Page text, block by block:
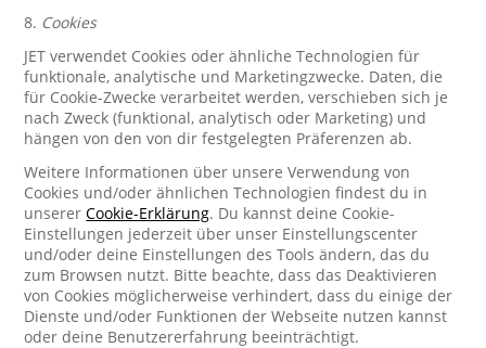
8. Cookies
JET verwendet Cookies oder ähnliche Technologien für
funktionale, analytische und Marketingzwecke. Daten, die
für Cookie-Zwecke verarbeitet werden, verschieben sich je
nach Zweck (funktional, analytisch oder Marketing) und
hängen von den von dir festgelegten Präferenzen ab.
Weitere Informationen über unsere Verwendung von
Cookies und/oder ähnlichen Technologien findest du in
unsererCookie-Erklärung. Du kannst deine Cookie-
Einstellungen jederzeit über unser Einstellungscenter
und/oder deine Einstellungen des Tools ändern, das du
zum Browsen nutzt. Bitte beachte, dass das Deaktivieren
von Cookies möglicherweise verhindert, dass du einige der
Dienste und/oder Funktionen der Webseite nutzen kannst
oder deine Benutzererfahrung beeinträchtigt.